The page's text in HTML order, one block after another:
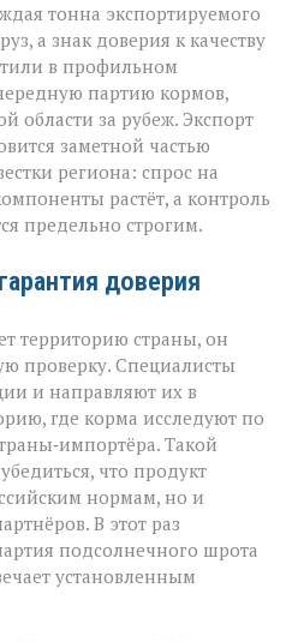
шрот
выходит
международный
уровень»
тонна экспортируемого
а знак доверия к качеству
в профильном
партию кормов,
области за рубеж. Экспорт
заметной частью
региона: спрос на
растёт, а контроль
предельно строгим.
доверия
территорию страны, он
проверку. Специалисты
и направляют их в
где корма исследуют по
Такой
что продукт
нормам, но и
В этот раз
подсолнечного шрота
установленным